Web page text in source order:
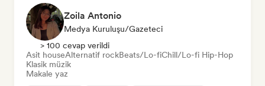
Zoila Antonio
Medya Kuruluşu/Gazeteci
> 100 cevap verildi
Asit houseAlternatif rockBeats/Lo-fiChill/Lo-fi Hip-Hop
Klasik müzik
Makale yaz